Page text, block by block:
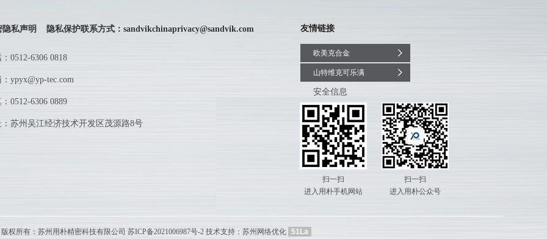
私声明 隐私保护联系方式： sandvikchinaprivacy@sandvik.com
0512-6306 0818
ypyx@yp-tec.com
0512-6306 0889
：苏州吴江经济技术开发区茂源路8号
友情链接
欧美克合金
山特维克可乐满
安全信息
扫一扫
进入用朴手机网站
扫一扫
进入用朴公众号
权所有：苏州用朴精密科技有限公司 苏ICP备2021006987号-2技术支持： 苏州网络优化 51La